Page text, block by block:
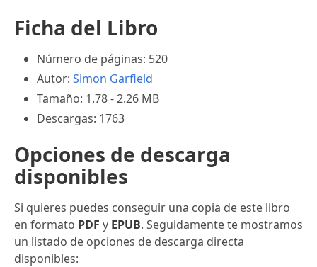
Ficha del Libro
Número de páginas: 520
Autor: Simon Garfield
Tamaño: 1.78 - 2.26 MB
Descargas: 1763
Opciones de descarga
disponibles
Si quieres puedes conseguir una copia de este libro
en formato PDF y EPUB. Seguidamente te mostramos
un listado de opciones de descarga directa
disponibles: